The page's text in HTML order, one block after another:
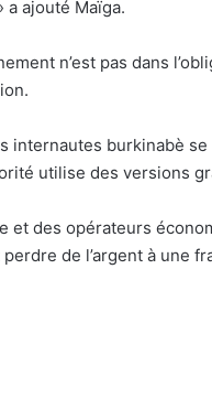
ajouté Maïga.
n’est pas dans
internautes burkinabè
utilise des versions
et des opérateurs
de l’argent à une